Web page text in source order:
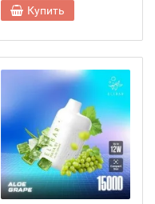
Купить